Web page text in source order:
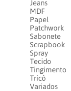
Jeans
MDF
Papel
Patchwork
Sabonete
Scrapbook
Spray
Tecido
Tingimento
Tricô
Variados